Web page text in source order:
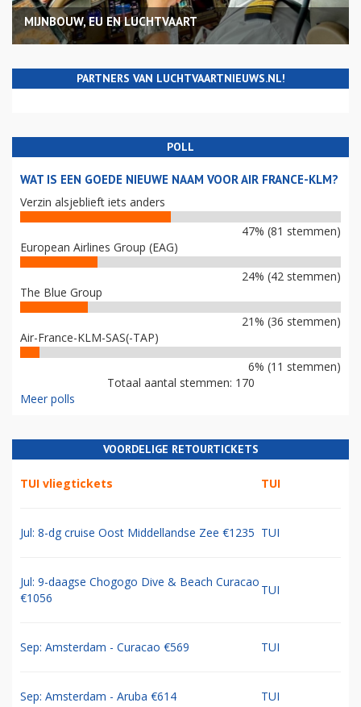
MIJNBOUW, EU EN LUCHTVAART
PARTNERS VAN LUCHTVAARTNIEUWS.NL!
POLL
WAT IS EEN GOEDE NIEUWE NAAM VOOR AIR FRANCE-KLM?
Verzin alsjeblieft iets anders
47% (81 stemmen)
European Airlines Group (EAG)
24% (42 stemmen)
The Blue Group
21% (36 stemmen)
Air-France-KLM-SAS(-TAP)
6% (11 stemmen)
Totaal aantal stemmen: 170
Meer polls
VOORDELIGE RETOURTICKETS
TUI vliegtickets TUI
Jul: 8-dg cruise Oost Middellandse Zee €1235 TUI
Jul: 9-daagse Chogogo Dive & Beach Curacao
€1056
TUI
Sep: Amsterdam - Curacao €569 TUI
Sep: Amsterdam - Aruba €614 TUI